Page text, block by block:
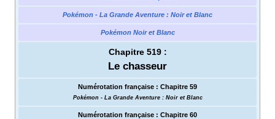
Pokémon - La Grande Aventure : Noir et Blanc
Pokémon Noir et Blanc
Chapitre 519 :
Le chasseur
Numérotation française : Chapitre 59
Pokémon - La Grande Aventure : Noir et Blanc
Numérotation française : Chapitre 60